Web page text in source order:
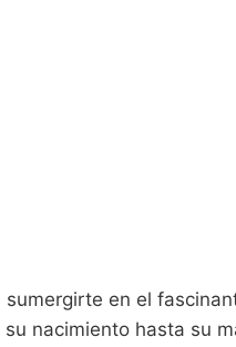
en el
nacimiento hasta su